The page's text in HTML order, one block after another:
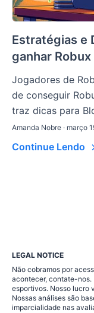
Estratégias e
ganhar Robux
Jogadores de
de conseguir
traz dicas para
Amanda Nobre · março
Continue Lendo
LEGAL NOTICE
Não cobramos por
acontecer, contate-nos.
esportivos. Nosso lucro
Nossas análises são
imparcialidade nas